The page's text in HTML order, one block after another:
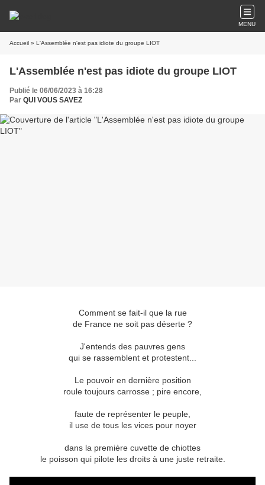
MENU
Accueil » L'Assemblée n'est pas idiote du groupe LIOT
L'Assemblée n'est pas idiote du groupe LIOT
Publié le 06/06/2023 à 16:28
Par QUI VOUS SAVEZ
Comment se fait-il que la rue
de France ne soit pas déserte ?
J'entends des pauvres gens
qui se rassemblent et protestent...
Le pouvoir en dernière position
roule toujours carrosse ; pire encore,
faute de représenter le peuple,
il use de tous les vices pour noyer
dans la première cuvette de chiottes
le poisson qui pilote les droits à une juste retraite.